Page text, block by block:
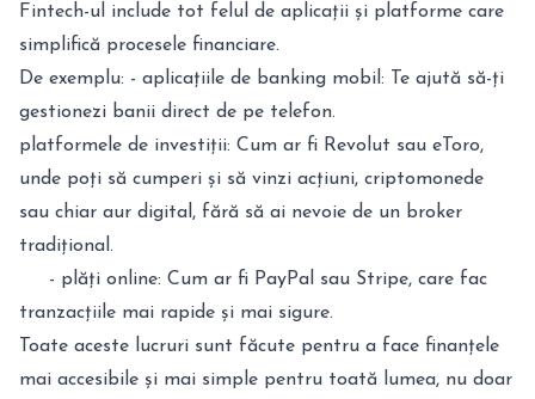
Fintech-ul include tot felul de aplicații și platforme care
simplifică procesele financiare.
De exemplu: - aplicațiile de banking mobil: Te ajută să-ți
gestionezi banii direct de pe telefon.
platformele de investiții: Cum ar fi Revolut sau eToro,
unde poți să cumperi și să vinzi acțiuni, criptomonede
sau chiar aur digital, fără să ai nevoie de un broker
tradițional.
- plăți online: Cum ar fi PayPal sau Stripe, care fac
tranzacțiile mai rapide și mai sigure.
Toate aceste lucruri sunt făcute pentru a face finanțele
mai accesibile și mai simple pentru toată lumea, nu doar